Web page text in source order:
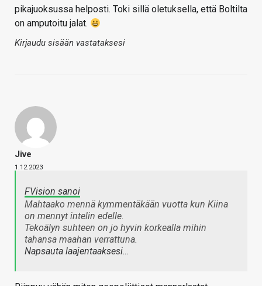
pikajuoksussa helposti. Toki sillä oletuksella, että Boltilta
on amputoitu jalat.
Kirjaudu sisään vastataksesi
Jive
1.12.2023
FVision sanoi
Mahtaako mennä kymmentäkään vuotta kun Kiina
on mennyt intelin edelle.
Tekoälyn suhteen on jo hyvin korkealla mihin
tahansa maahan verrattuna.
Napsauta laajentaaksesi…